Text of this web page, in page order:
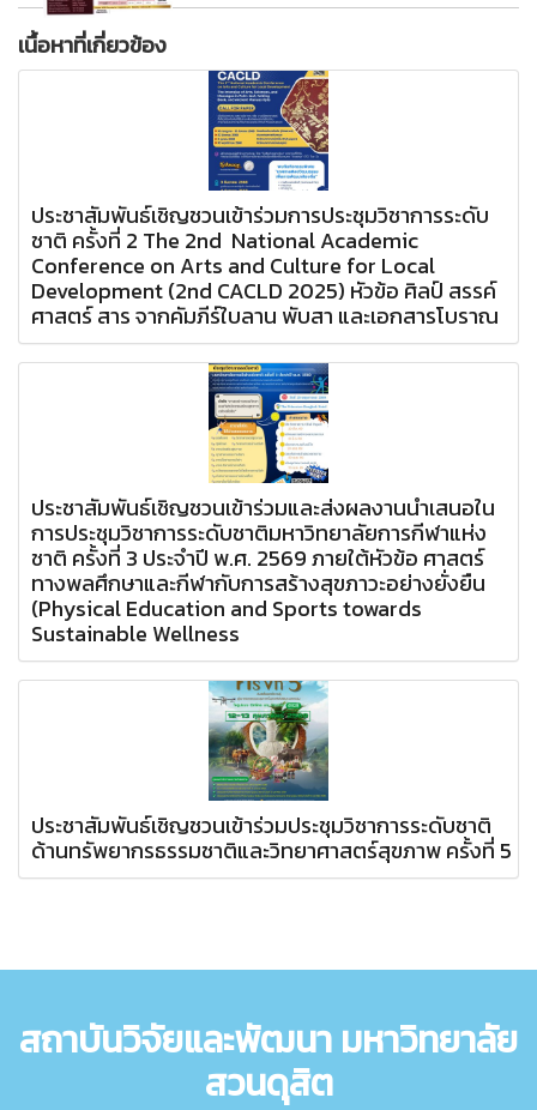
เนื้อหาที่เกี่ยวข้อง
ประชาสัมพันธ์เชิญชวนเข้าร่วมการประชุมวิชาการระดับ
ชาติ ครั้งที่ 2 The 2nd National Academic
Conference on Arts and Culture for Local
Development (2nd CACLD 2025) หัวข้อ ศิลป์ สรรค์
ศาสตร์ สาร จากคัมภีร์ใบลาน พับสา และเอกสารโบราณ
ประชาสัมพันธ์เชิญชวนเข้าร่วมและส่งผลงานนำเสนอใน
การประชุมวิชาการระดับชาติมหาวิทยาลัยการกีฬาแห่ง
ชาติ ครั้งที่ 3 ประจำปี พ.ศ. 2569 ภายใต้หัวข้อ ศาสตร์
ทางพลศึกษาและกีฬากับการสร้างสุขภาวะอย่างยั่งยืน
(Physical Education and Sports towards
Sustainable Wellness
ประชาสัมพันธ์เชิญชวนเข้าร่วมประชุมวิชาการระดับชาติ
ด้านทรัพยากรธรรมชาติและวิทยาศาสตร์สุขภาพ ครั้งที่ 5
สถาบันวิจัยและพัฒนา มหาวิทยาลัย
สวนดุสิต